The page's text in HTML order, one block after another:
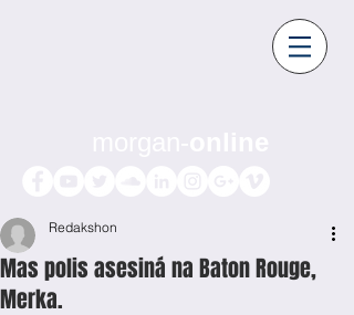
Mas polis asesiná na Baton Rouge,
Merka.
Redakshon